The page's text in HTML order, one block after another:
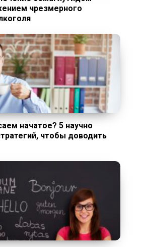
чрезмерного
начатое? 5 научно
чтобы доводить